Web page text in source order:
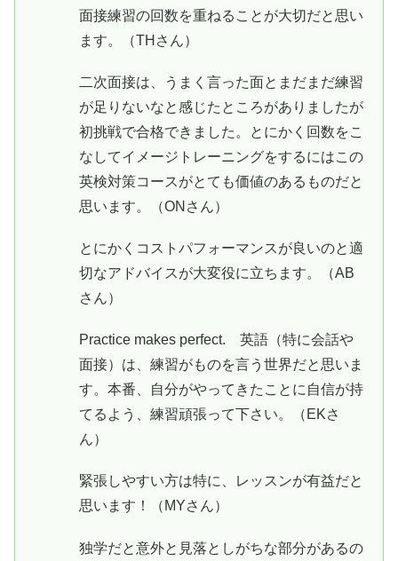
面接練習の回数を重ねることが大切だと思い
ます。（THさん）
二次面接は、うまく言った面とまだまだ練習
が足りないなと感じたところがありましたが
初挑戦で合格できました。とにかく回数をこ
なしてイメージトレーニングをするにはこの
英検対策コースがとても価値のあるものだと
思います。（ONさん）
とにかくコストパフォーマンスが良いのと適
切なアドバイスが大変役に立ちます。（AB
さん）
Practice makes perfect. 英語（特に会話や
面接）は、練習がものを言う世界だと思いま
す。本番、自分がやってきたことに自信が持
てるよう、練習頑張って下さい。（EKさ
ん）
緊張しやすい方は特に、レッスンが有益だと
思います！（MYさん）
独学だと意外と見落としがちな部分があるの